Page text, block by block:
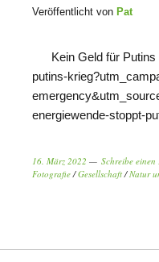
Veröffentlicht von Pat
Kein Geld für Putins
putins-
energiewende-stoppt-
16. März 2022
Schreibe einen
Fotografie /Gesellschaft /Natur